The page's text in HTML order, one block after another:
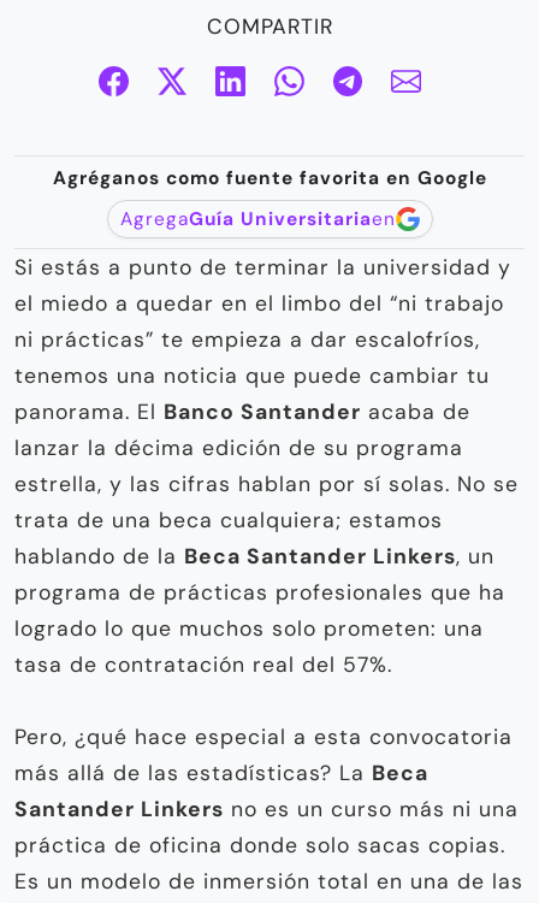
COMPARTIR
Agréganos como fuente favorita en Google
AgregaGuía Universitariaen
Si estás a punto de terminar la universidad y
el miedo a quedar en el limbo del “ni trabajo
ni prácticas” te empieza a dar escalofríos,
tenemos una noticia que puede cambiar tu
panorama. El Banco Santander acaba de
lanzar la décima edición de su programa
estrella, y las cifras hablan por sí solas. No se
trata de una beca cualquiera; estamos
hablando de la Beca Santander Linkers, un
programa de prácticas profesionales que ha
logrado lo que muchos solo prometen: una
tasa de contratación real del 57%.
Pero, ¿qué hace especial a esta convocatoria
más allá de las estadísticas? La Beca
Santander Linkers no es un curso más ni una
práctica de oficina donde solo sacas copias.
Es un modelo de inmersión total en una de las